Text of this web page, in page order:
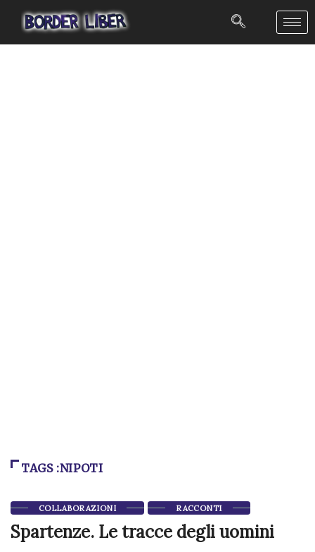
TAGS :NIPOTI
COLLABORAZIONI RACCONTI
Spartenze. Le tracce degli uomini